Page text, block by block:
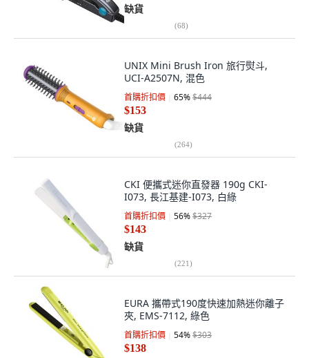
缺貨
(68)
UNIX Mini Brush Iron 旅行熨斗,
UCI-A2507N, 混色
首購折扣價 65%$444
$153
缺貨
(264)
CKI 便攜式迷你直發器 190g CKI-
I073, 長江基建-I073, 白綠
首購折扣價 56%$327
$143
缺貨
(221)
EURA 攜帶式190度快速加熱迷你離子
夾, EMS-7112, 綠色
首購折扣價 54%$303
$138